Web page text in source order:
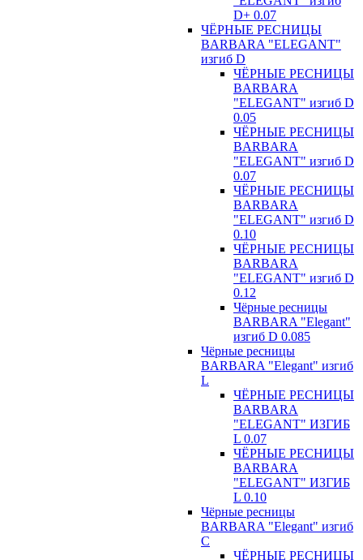
D+ 0.07
ЧЁРНЫЕ РЕСНИЦЫ
BARBARA "ELEGANT"
изгиб D
ЧЁРНЫЕ РЕСНИЦЫ
BARBARA
"ELEGANT" изгиб D
0.05
ЧЁРНЫЕ РЕСНИЦЫ
BARBARA
"ELEGANT" изгиб D
0.07
ЧЁРНЫЕ РЕСНИЦЫ
BARBARA
"ELEGANT" изгиб D
0.10
ЧЁРНЫЕ РЕСНИЦЫ
BARBARA
"ELEGANT" изгиб D
0.12
Чёрные ресницы
BARBARA "Elegant"
изгиб D 0.085
Чёрные ресницы
BARBARA "Elegant" изгиб
L
ЧЁРНЫЕ РЕСНИЦЫ
BARBARA
"ELEGANT" ИЗГИБ
L 0.07
ЧЁРНЫЕ РЕСНИЦЫ
BARBARA
"ELEGANT" ИЗГИБ
L 0.10
Чёрные ресницы
BARBARA "Elegant" изгиб
С
ЧЁРНЫЕ РЕСНИЦЫ